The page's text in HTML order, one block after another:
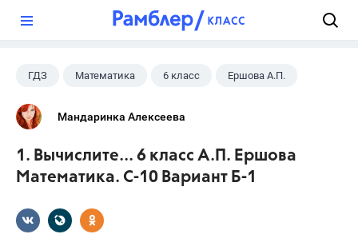
ГДЗ Математика 6 класс Ершова А.П.
Мандаринка Алексеева
1. Вычислите... 6 класс А.П. Ершова
Математика. С-10 Вариант Б-1